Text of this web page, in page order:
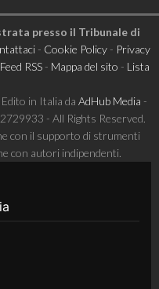
presso il Tribunale di
- Cookie Policy- Privacy
Feed RSS- Mappa del sito - Lista
Edito in Italia da AdHub Media -
- All Rights Reserved.
con il supporto di strumenti
con autori indipendenti.